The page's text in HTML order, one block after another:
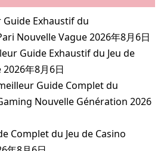
Guide Exhaustif du
Nouvelle Vague2026年8月6日
Guide Exhaustif du Jeu de
2026年8月6日
Guide Complet du
Nouvelle Génération 2026
Complet du Jeu de Casino